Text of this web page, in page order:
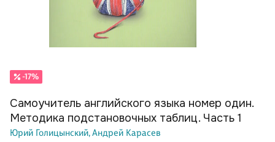
-17%
Самоучитель английского языка номер один.
Методика подстановочных таблиц. Часть 1
Юрий Голицынский,Андрей Карасев